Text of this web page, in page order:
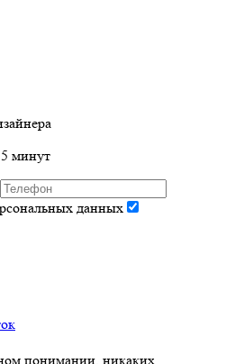
минут
данных
понимании, никаких